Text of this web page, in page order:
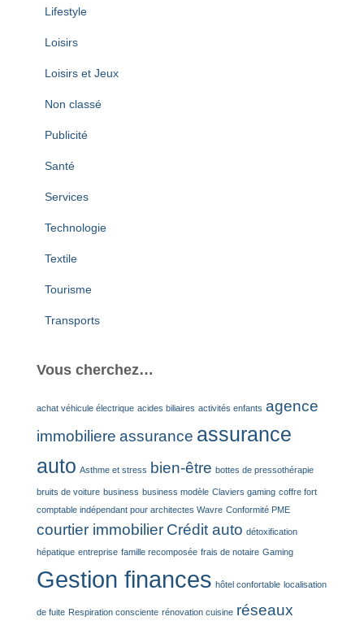
Lifestyle
Loisirs
Loisirs et Jeux
Non classé
Publicité
Santé
Services
Technologie
Textile
Tourisme
Transports
Vous cherchez…
achat véhicule électrique acides biliaires activités enfants agence
immobiliere assurance assurance
auto Asthme et stress bien-être bottes de pressothérapie
bruits de voiture business business modèle Claviers gaming coffre fort
comptable indépendant pour architectes Wavre Conformité PME
courtier immobilier Crédit auto détoxification
hépatique entreprise famille recomposée frais de notaire Gaming
Gestion finances hôtel confortable localisation
de fuite Respiration consciente rénovation cuisine réseaux